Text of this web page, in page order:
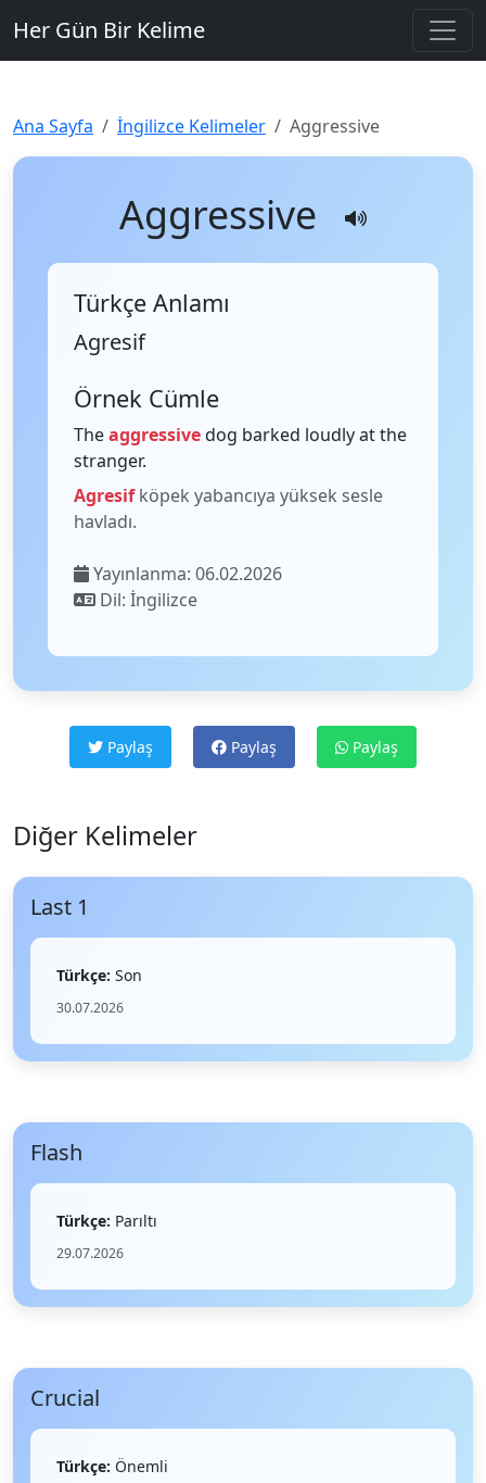
Her Gün Bir Kelime
Ana Sayfa İngilizce Kelimeler Aggressive
Aggressive
Türkçe Anlamı
Agresif
Örnek Cümle
Theaggressivedog barked loudly at the
stranger.
Agresifköpek yabancıya yüksek sesle
havladı.
Yayınlanma: 06.02.2026
Dil: İngilizce
Paylaş Paylaş Paylaş
Diğer Kelimeler
Last 1
Türkçe: Son
30.07.2026
Flash
Türkçe: Parıltı
29.07.2026
Crucial
Türkçe: Önemli